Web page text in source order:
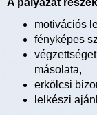
A pályázat
motivációs
fényképes
másolata,
erkölcsi
lelkészi